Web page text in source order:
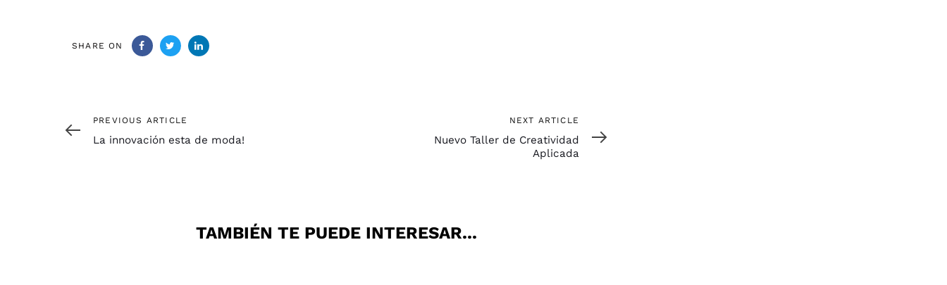
SHARE ON
Previous
Article
PREVIOUS ARTICLE
La innovación esta de moda!
NEXT ARTICLE
Nuevo Taller de Creatividad
Aplicada
TAMBIÉN TE PUEDE INTERESAR...